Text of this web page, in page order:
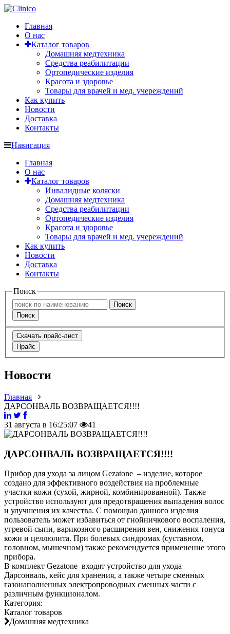
Главная
О нас
Каталог товаров
Домашняя медтехника
Средства реабилитации
Ортопедические изделия
Красота и здоровье
Товары для врачей и мед. учереждений
Как купить
Новости
Доставка
Контакты
Навигация
Главная
О нас
Каталог товаров
Инвалидные коляски
Домашняя медтехника
Средства реабилитации
Ортопедические изделия
Красота и здоровье
Товары для врачей и мед. учереждений
Как купить
Новости
Доставка
Контакты
Поиск
Поиск
Поиск
Скачать прайс-лист
Прайс
Новости
Главная
ДАРСОНВАЛЬ ВОЗВРАЩАЕТСЯ!!!!
31 августа в 16:25:07 41
ДАРСОНВАЛЬ ВОЗВРАЩАЕТСЯ!!!!
Прибор для ухода за лицом Gezatone – изделие, которое
создано для эффективного воздействия на проблемные
участки кожи (сухой, жирной, комбинированной). Также
устройство используют для предотвращения выпадения волос
и улучшения их качества. С помощью данного изделия
пользователь может избавиться от гнойничкового воспаления,
угревой сыпи, варикозного расширения вен, снижения тонуса
кожи и целлюлита. При болевых синдромах (суставном,
головном, мышечном) также рекомендуется применение этого
прибора.
В комплект Gezatone входят устройство для ухода
Дарсонваль, кейс для хранения, а также четыре сменных
газонаполненных электропроводных сменных части с
различным функционалом.
Категория:
Каталог товаров
Домашняя медтехника